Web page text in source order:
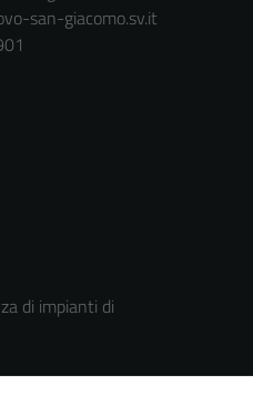
san-giacomo.sv.it
di impianti di
del sito e non
possono